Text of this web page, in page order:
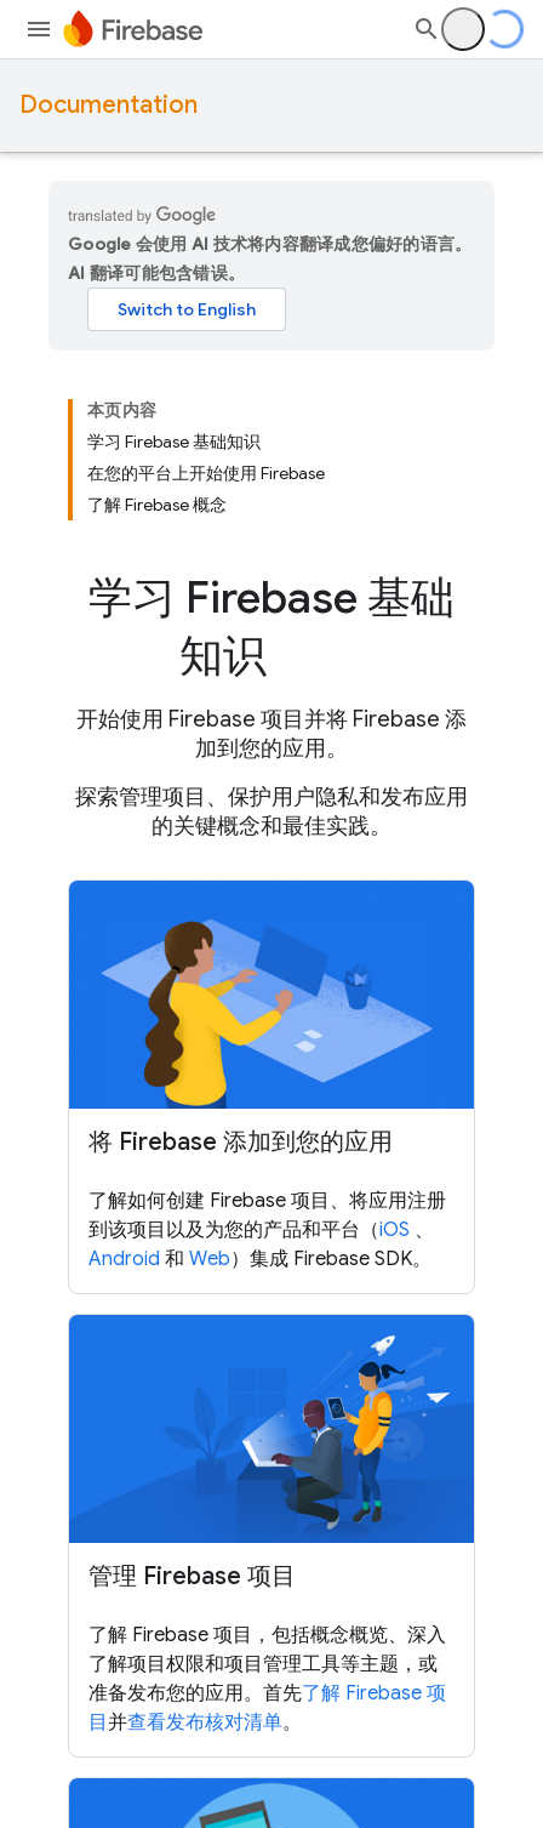
Documentation
Google 会使用 AI 技术将内容翻译成您偏好的语言。
AI 翻译可能包含错误。
本页内容
学习 Firebase 基础知识
在您的平台上开始使用 Firebase
了解 Firebase 概念
学习 Firebase 基础
知识
开始使用 Firebase 项目并将 Firebase 添
加到您的应用。
探索管理项目、保护用户隐私和发布应用
的关键概念和最佳实践。
将 Firebase 添加到您的应用
了解如何创建 Firebase 项目、将应用注册
到该项目以及为您的产品和平台（iOS 、
Android 和 Web）集成 Firebase SDK。
管理 Firebase 项目
了解 Firebase 项目，包括概念概览、深入
了解项目权限和项目管理工具等主题，或
准备发布您的应用。首先了解 Firebase 项
目并查看发布核对清单。